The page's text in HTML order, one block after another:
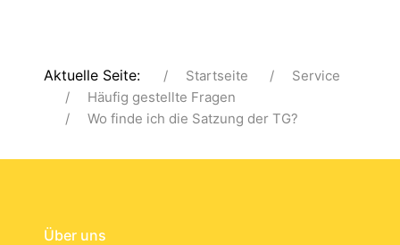
Aktuelle Seite: Startseite
Service
Häufig gestellte Fragen
Wo finde ich die Satzung der TG?
Über uns